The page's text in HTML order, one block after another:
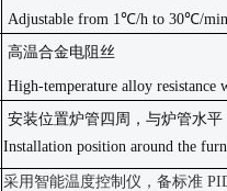
Adjustable from 1℃/h to 30℃/
高温合金电阻丝
High-temperature alloy resistance
安装位置炉管四周，与炉管水平
Installation position around the
采用智能温度控制仪，备标准